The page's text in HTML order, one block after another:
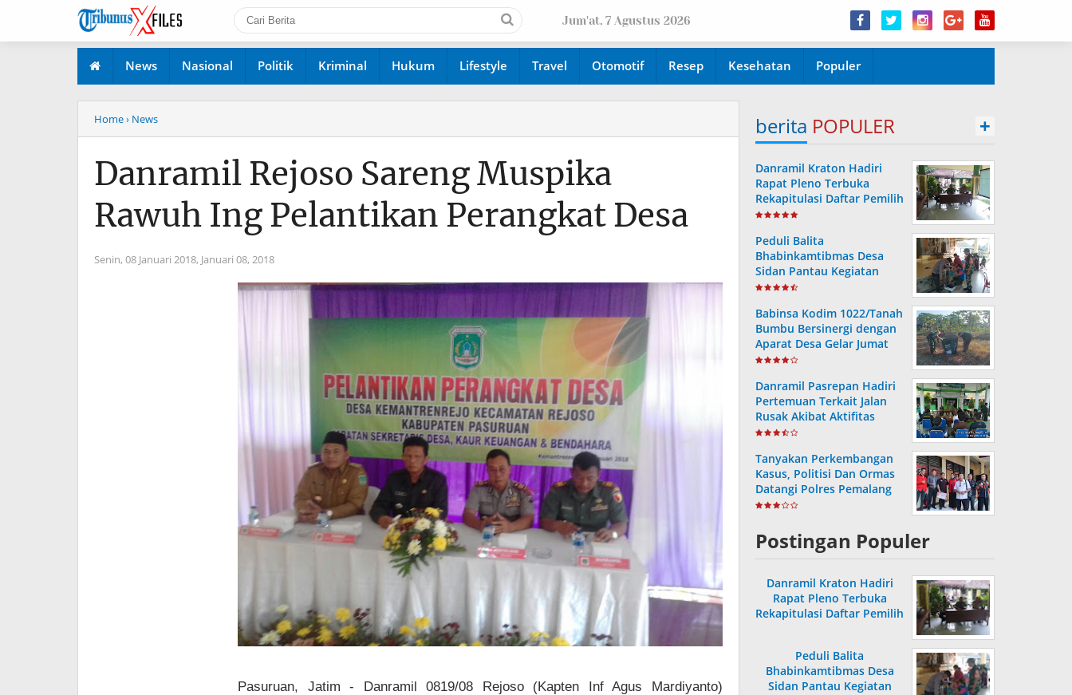
Jum'at, 7 Agustus 2026
News Nasional Politik Kriminal Hukum Lifestyle Travel Otomotif Resep Kesehatan Populer
Home› News
Danramil Rejoso Sareng Muspika
Rawuh Ing Pelantikan Perangkat Desa
Senin, 08 Januari 2018, Januari 08, 2018
Pasuruan, Jatim - Danramil 0819/08 Rejoso (Kapten Inf Agus Mardiyanto)
berita POPULER +
Danramil Kraton Hadiri
Rapat Pleno Terbuka
Rekapitulasi Daftar Pemilih
Hasil Pemutakhiran
Peduli Balita
Bhabinkamtibmas Desa
Sidan Pantau Kegiatan
Posyandu
Babinsa Kodim 1022/Tanah
Bumbu Bersinergi dengan
Aparat Desa Gelar Jumat
Bersih
Danramil Pasrepan Hadiri
Pertemuan Terkait Jalan
Rusak Akibat Aktifitas
Armada Truck
Tanyakan Perkembangan
Kasus, Politisi Dan Ormas
Datangi Polres Pemalang
Postingan Populer
Danramil Kraton Hadiri
Rapat Pleno Terbuka
Rekapitulasi Daftar Pemilih
Peduli Balita
Bhabinkamtibmas Desa
Sidan Pantau Kegiatan